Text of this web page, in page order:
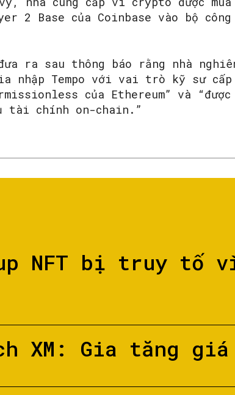
2 Base của Coinbase vào bộ
ra sau thông báo rằng nhà
nhập Tempo với vai trò kỹ sư
của Ethereum” và “được
tài chính on-chain.”
NFT bị truy tố
XM: Gia tăng